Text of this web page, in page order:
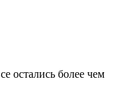
остались более чем